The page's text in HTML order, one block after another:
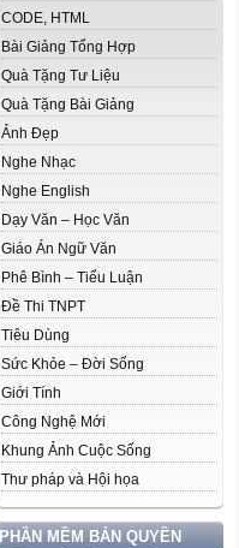
CODE, HTML
Bài Giảng Tổng Hợp
Quà Tặng Tư Liệu
Quà Tặng Bài Giảng
Ảnh Đẹp
Nghe Nhạc
Nghe English
Dạy Văn – Học Văn
Giáo Án Ngữ Văn
Phê Bình – Tiểu Luận
Đề Thi TNPT
Tiêu Dùng
Sức Khỏe – Đời Sống
Giới Tính
Công Nghệ Mới
Khung Ảnh Cuộc Sống
Thư pháp và Hội họa
PHẦN MỀM BẢN QUYỀN